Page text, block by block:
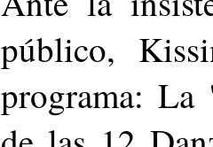
público,
programa: